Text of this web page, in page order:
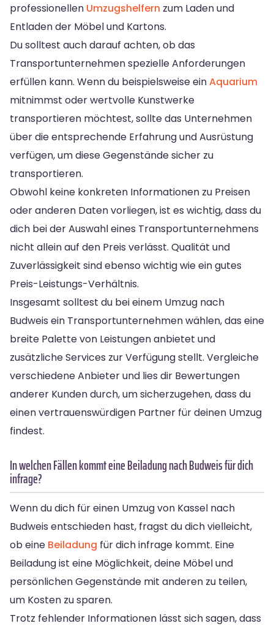
professionellen Umzugshelfern zum Laden und
Entladen der Möbel und Kartons.
Du solltest auch darauf achten, ob das
Transportunternehmen spezielle Anforderungen
erfüllen kann. Wenn du beispielsweise einAquarium
mitnimmst oder wertvolle Kunstwerke
transportieren möchtest, sollte das Unternehmen
über die entsprechende Erfahrung und Ausrüstung
verfügen, um diese Gegenstände sicher zu
transportieren.
Obwohl keine konkreten Informationen zu Preisen
oder anderen Daten vorliegen, ist es wichtig, dass du
dich bei der Auswahl eines Transportunternehmens
nicht allein auf den Preis verlässt. Qualität und
Zuverlässigkeit sind ebenso wichtig wie ein gutes
Preis-Leistungs-Verhältnis.
Insgesamt solltest du bei einem Umzug nach
Budweis ein Transportunternehmen wählen, das eine
breite Palette von Leistungen anbietet und
zusätzliche Services zur Verfügung stellt. Vergleiche
verschiedene Anbieter und lies dir Bewertungen
anderer Kunden durch, um sicherzugehen, dass du
einen vertrauenswürdigen Partner für deinen Umzug
findest.
In welchen Fällen kommt eine Beiladung nach Budweis für dich
infrage?
Wenn du dich für einen Umzug von Kassel nach
Budweis entschieden hast, fragst du dich vielleicht,
ob eine Beiladung für dich infrage kommt. Eine
Beiladung ist eine Möglichkeit, deine Möbel und
persönlichen Gegenstände mit anderen zu teilen,
um Kosten zu sparen.
Trotz fehlender Informationen lässt sich sagen, dass